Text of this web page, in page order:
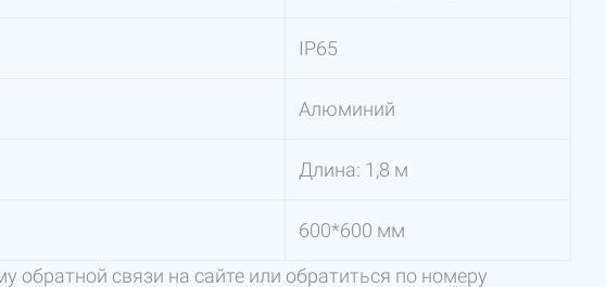
IP65
Алюминий
Длина: 1,8 м
600*600 мм
обратной связи на сайте или обратиться по номеру